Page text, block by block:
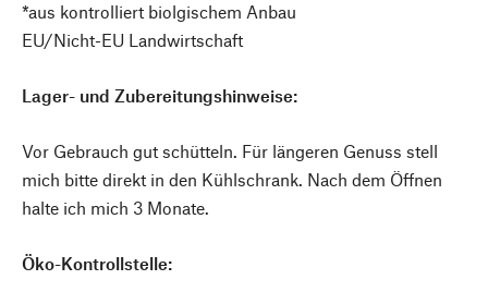
*aus kontrolliert biolgischem Anbau
EU/Nicht-EU Landwirtschaft
Lager- und Zubereitungshinweise:
Vor Gebrauch gut schütteln. Für längeren Genuss stell
mich bitte direkt in den Kühlschrank. Nach dem Öffnen
halte ich mich 3 Monate.
Öko-Kontrollstelle: